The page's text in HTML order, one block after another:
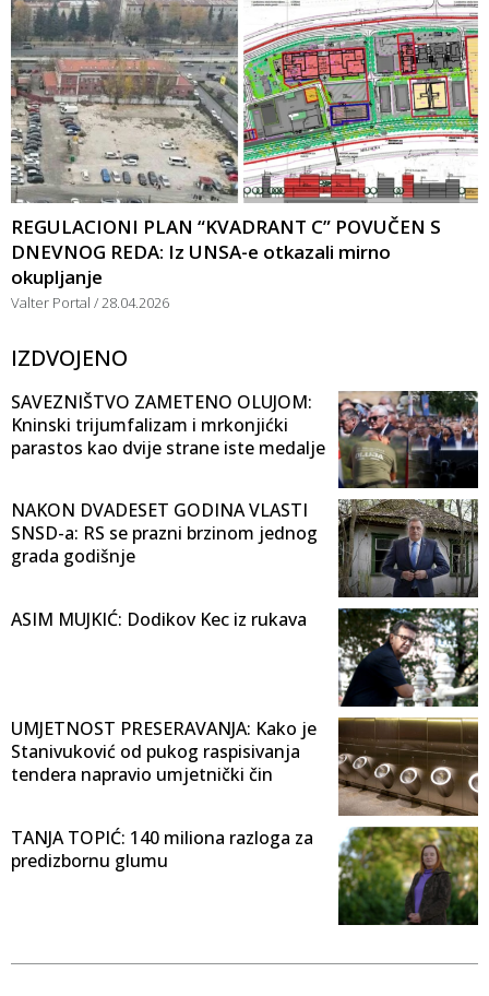
REGULACIONI PLAN “KVADRANT C” POVUČEN S
DNEVNOG REDA: Iz UNSA-e otkazali mirno
okupljanje
Valter Portal 28.04.2026
IZDVOJENO
SAVEZNIŠTVO ZAMETENO OLUJOM:
Kninski trijumfalizam i mrkonjićki
parastos kao dvije strane iste medalje
NAKON DVADESET GODINA VLASTI
SNSD-a: RS se prazni brzinom jednog
grada godišnje
ASIM MUJKIĆ: Dodikov Kec iz rukava
UMJETNOST PRESERAVANJA: Kako je
Stanivuković od pukog raspisivanja
tendera napravio umjetnički čin
TANJA TOPIĆ: 140 miliona razloga za
predizbornu glumu